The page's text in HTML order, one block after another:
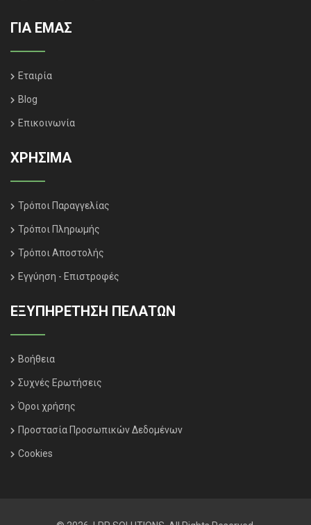
ΓΙΑ ΕΜΑΣ
Εταιρία
Blog
Επικοινωνία
ΧΡΗΣΙΜΑ
Τρόποι Παραγγελίας
Τρόποι Πληρωμής
Τρόποι Αποστολής
Εγγύηση - Επιστροφές
ΕΞΥΠΗΡΈΤΗΣΗ ΠΕΛΑΤΏΝ
Βοήθεια
Συχνές Ερωτήσεις
Όροι χρήσης
Προστασία Προσωπικών Δεδομένων
Cookies